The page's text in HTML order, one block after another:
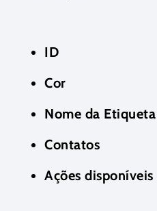
ID
Cor
Nome da Etiqueta
Contatos
Ações disponíveis